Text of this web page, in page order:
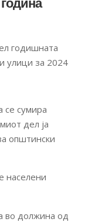
се сумира
дел ја
општински
населени
во должина од